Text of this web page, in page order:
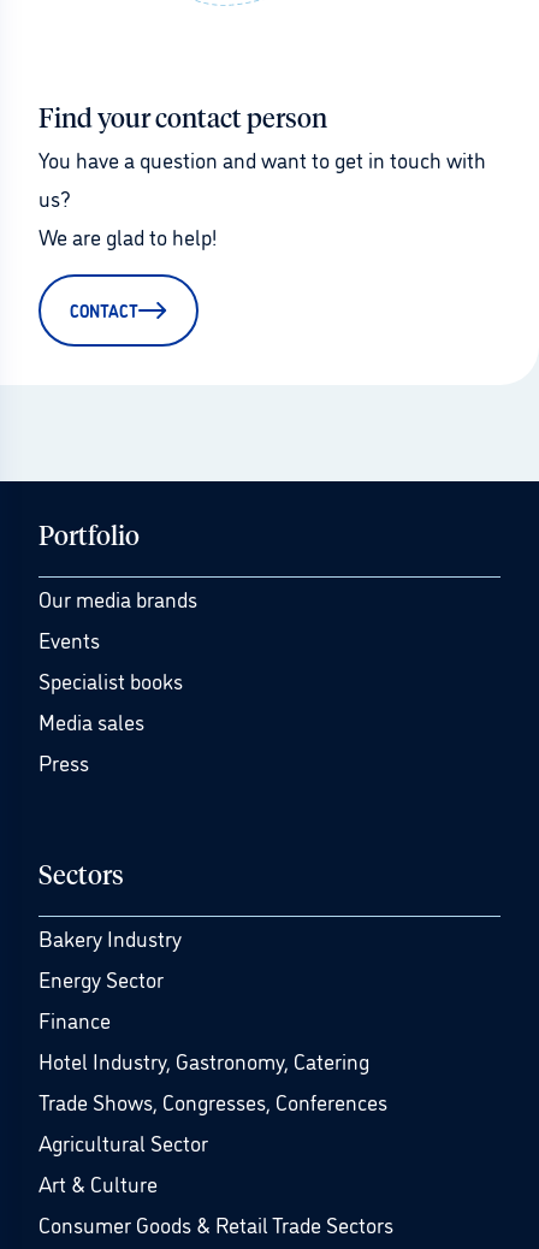
Find your contact person
You have a question and want to get in touch with
us?
We are glad to help!
CONTACT
Portfolio
Our media brands
Events
Specialist books
Media sales
Press
Sectors
Bakery Industry
Energy Sector
Finance
Hotel Industry, Gastronomy, Catering
Trade Shows, Congresses, Conferences
Agricultural Sector
Art & Culture
Consumer Goods & Retail Trade Sectors